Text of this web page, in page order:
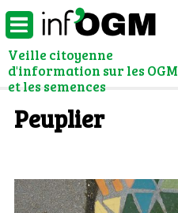
Veille citoyenne
d'information sur les OGM
et les semences
Peuplier